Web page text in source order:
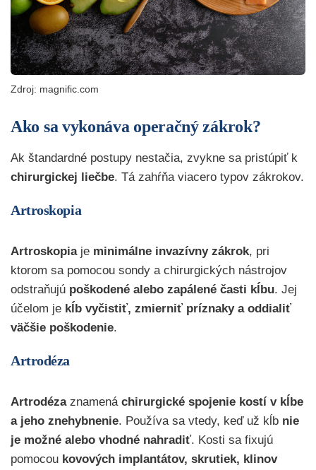
Zdroj: magnific.com
Ako sa vykonáva operačný zákrok?
Ak štandardné postupy nestačia, zvykne sa pristúpiť k
chirurgickej liečbe. Tá zahŕňa viacero typov zákrokov.
Artroskopia
Artroskopiaje minimálne invazívny zákrok, pri
ktorom sa pomocou sondy a chirurgických nástrojov
odstraňujú poškodené alebo zapálené časti kĺbu. Jej
účelom je kĺb vyčistiť, zmierniť príznaky a oddialiť
väčšie poškodenie.
Artrodéza
Artrodézaznamená chirurgické spojenie kostí v kĺbe
a jeho znehybnenie. Používa sa vtedy, keď už kĺb nie
je možné alebo vhodné nahradiť. Kosti sa fixujú
pomocou kovových implantátov, skrutiek, klinov